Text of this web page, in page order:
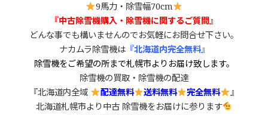
9馬力・除雪幅70cm
『中古除雪機購入・除雪機に関するご質問』
どんな事でも構いませんのでお気軽にお問合せ下さい。
ナカムラ除雪機は『北海道内完全無料』
除雪機をご希望の所まで札幌市よりお届け致します。
除雪機の買取・除雪機の配達
『北海道内全域
配達無料 送料無料 完全無料
』
北海道札幌市より中古 除雪機をお届けに参ります